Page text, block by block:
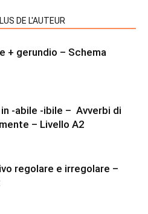
DE L'AUTEUR
+ gerundio – Schema
-abile -ibile – Avverbi di
– Livello A2
regolare e irregolare –